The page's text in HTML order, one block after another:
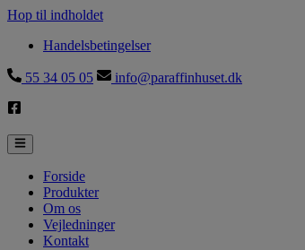
Hop til indholdet
Handelsbetingelser
55 34 05 05 info@paraffinhuset.dk
Forside
Produkter
Om os
Vejledninger
Kontakt